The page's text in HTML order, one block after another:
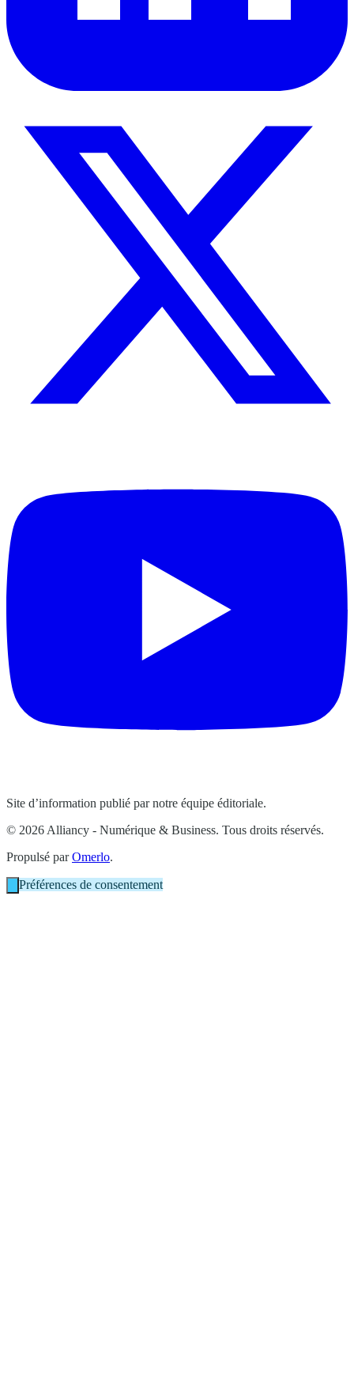
Site d’information publié par notre équipe éditoriale.
© 2026 Alliancy - Numérique & Business. Tous droits réservés.
Propulsé parOmerlo.
Préférences de consentement